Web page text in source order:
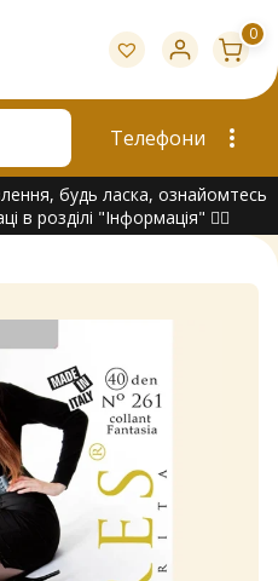
0
Телефони
будь ласка, ознайомтесь
в розділі "Інформація" 👇🏻